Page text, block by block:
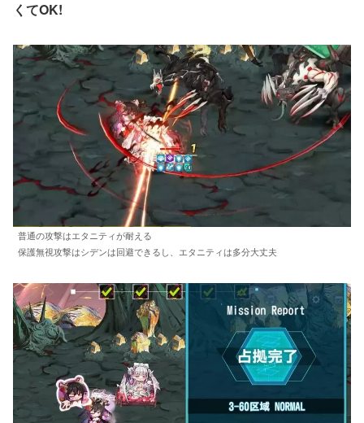
くてOK!
普通の攻撃はエタニティが耐える
保護無視攻撃はシデンは回避できるし、エタニティは多分大丈夫